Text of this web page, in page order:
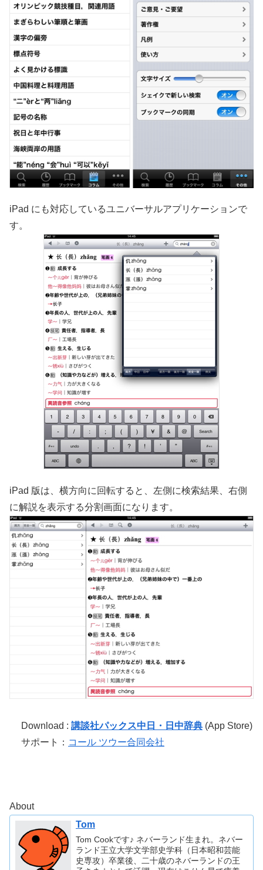
iPad にも対応しているユニバーサルアプリケーションで
す。
iPad 版は、横方向に回転すると、左側に検索結果、右側
に解説を表示する分割画面になります。
Download : 講談社パックス中日・日中辞典 (App Store)
サポート： コール ツウー合同会社
About
Tom
Tom Cookです♪ ネバーランド生まれ。ネバー
ランド王立大学文学部史学科（日本昭和芸能
史専攻）卒業後、二十歳のネバーランドの王